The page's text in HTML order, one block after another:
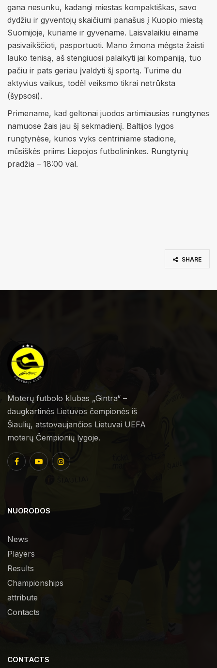
gana nesunku, kadangi miestas kompaktiškas, savo
dydžiu ir gyventojų skaičiumi panašus į Kuopio miestą
Suomijoje, kuriame ir gyvename. Laisvalaikiu einame
pasivaikščioti, pasportuoti. Mano žmona mėgsta žaisti
lauko tenisą, aš stengiuosi palaikyti jai kompaniją, tuo
pačiu ir pats geriau įvaldyti šį sportą. Turime du
aktyvius vaikus, todėl veiksmo tikrai netrūksta
(šypsosi).
Primename, kad geltonai juodos artimiausias rungtynes
namuose žais jau šį sekmadienį. Baltijos lygos
rungtynėse, kurios vyks centriniame stadione,
mūsiškės priims Liepojos futbolininkes. Rungtynių
pradžia – 18:00 val.
SHARE
Moterų futbolo klubas „Gintra“ –
daugkartinės Lietuvos čempionės iš
Šiaulių, atstovaujančios Lietuvai UEFA
moterų Čempionių lygoje.
NUORODOS
News
Players
Results
Championships
attribute
Contacts
CONTACTS